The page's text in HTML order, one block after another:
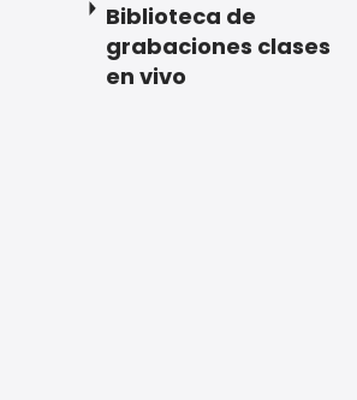
Biblioteca de
grabaciones clases
en vivo